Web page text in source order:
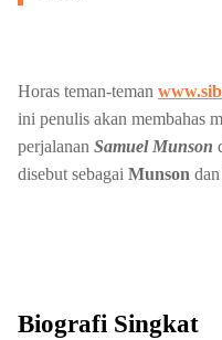
Horas teman-teman
ini penulis akan membahas
perjalanan Samuel Munson
disebut sebagai Munson dan
Biografi Singkat